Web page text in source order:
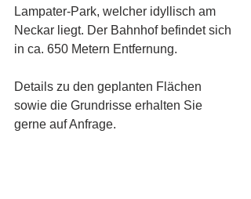
Lampater-Park, welcher idyllisch am
Neckar liegt. Der Bahnhof befindet sich
in ca. 650 Metern Entfernung.
Details zu den geplanten Flächen
sowie die Grundrisse erhalten Sie
gerne auf Anfrage.